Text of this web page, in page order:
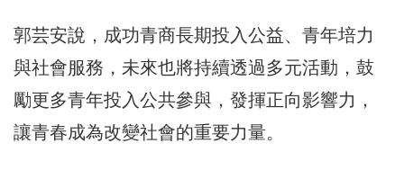
郭芸安說，成功青商長期投入公益、青年培力
與社會服務，未來也將持續透過多元活動，鼓
勵更多青年投入公共參與，發揮正向影響力，
讓青春成為改變社會的重要力量。